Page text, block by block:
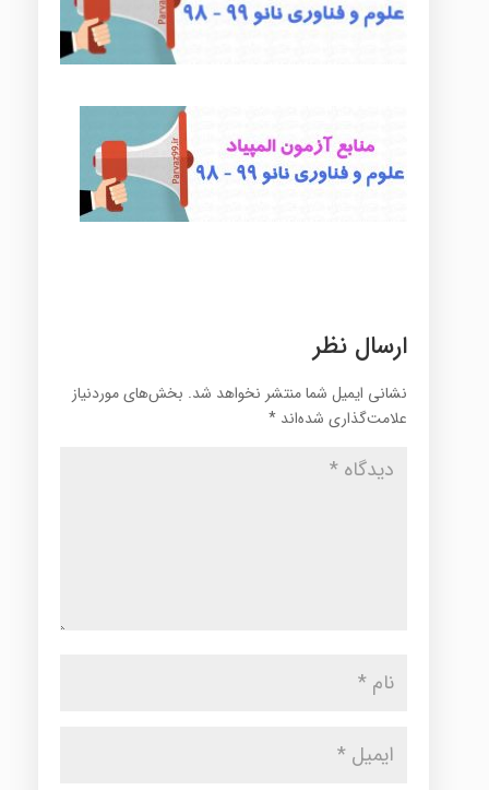
ارسال نظر
نشانی ایمیل شما منتشر نخواهد شد. بخش‌های موردنیاز
علامت‌گذاری شده‌اند *